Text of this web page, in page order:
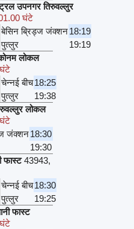
उपनगर तिरुवल्लुर
घंटे
बेसिन ब्रिड्ज जंक्शन18:19
पुत्लुर
19:19
लोकल
चेन्नई बीच18:25
पुत्लुर
19:38
लोकल
जंक्शन18:30
19:30
फास्ट 43943,
चेन्नई बीच18:30
पुत्लुर
19:25
फास्ट